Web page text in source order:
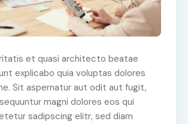
et quasi architecto beatae
explicabo quia voluptas dolores
Sit aspernatur aut odit aut fugit,
magni dolores eos qui
sadipscing elitr, sed diam